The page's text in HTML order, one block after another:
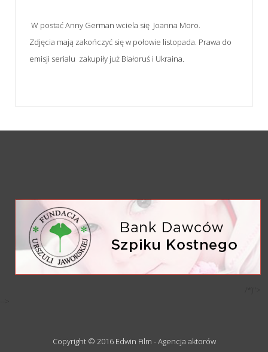
W postać Anny German wciela się Joanna Moro.
Zdjęcia mają zakończyć się w połowie listopada. Prawa do
emisji serialu zakupiły już Białoruś i Ukraina.
Copyright © 2016 Edwin Film - Agencja aktorów